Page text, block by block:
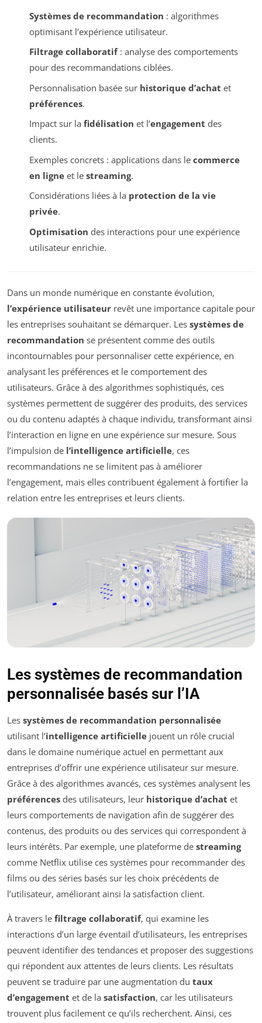
Systèmes de recommandation : algorithmes
optimisant l’expérience utilisateur.
Filtrage collaboratif: analyse des comportements
pour des recommandations ciblées.
Personnalisation basée sur historique d’achat et
préférences.
Impact sur la fidélisation et l’engagement des
clients.
Exemples concrets : applications dans le commerce
en ligneet le streaming.
Considérations liées à la protection de la vie
privée.
Optimisation des interactions pour une expérience
utilisateur enrichie.
Dans un monde numérique en constante évolution,
l’expérience utilisateur revêt une importance capitale pour
les entreprises souhaitant se démarquer. Les systèmes de
recommandation se présentent comme des outils
incontournables pour personnaliser cette expérience, en
analysant les préférences et le comportement des
utilisateurs. Grâce à des algorithmes sophistiqués, ces
systèmes permettent de suggérer des produits, des services
ou du contenu adaptés à chaque individu, transformant ainsi
l’interaction en ligne en une expérience sur mesure. Sous
l’impulsion de l’intelligence artificielle, ces
recommandations ne se limitent pas à améliorer
l’engagement, mais elles contribuent également à fortifier la
relation entre les entreprises et leurs clients.
Les systèmes de recommandation
personnalisée basés sur l’IA
Les systèmes de recommandation personnalisée
utilisant l’intelligence artificielle jouent un rôle crucial
dans le domaine numérique actuel en permettant aux
entreprises d’offrir une expérience utilisateur sur mesure.
Grâce à des algorithmes avancés, ces systèmes analysent les
préférences des utilisateurs, leur historique d’achat et
leurs comportements de navigation afin de suggérer des
contenus, des produits ou des services qui correspondent à
leurs intérêts. Par exemple, une plateforme de streaming
comme Netflix utilise ces systèmes pour recommander des
films ou des séries basés sur les choix précédents de
l’utilisateur, améliorant ainsi la satisfaction client.
À travers le filtrage collaboratif, qui examine les
interactions d’un large éventail d’utilisateurs, les entreprises
peuvent identifier des tendances et proposer des suggestions
qui répondent aux attentes de leurs clients. Les résultats
peuvent se traduire par une augmentation du taux
d’engagement et de la satisfaction, car les utilisateurs
trouvent plus facilement ce qu’ils recherchent. Ainsi, ces